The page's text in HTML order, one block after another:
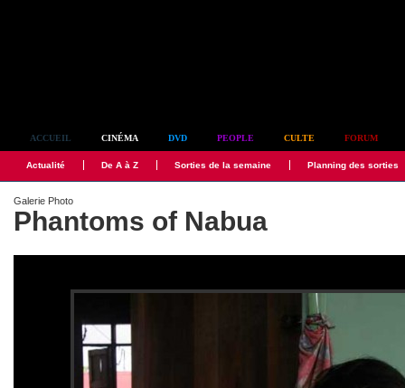
ACCUEIL CINÉMA DVD PEOPLE CULTE FORUM
Actualité De A à Z Sorties de la semaine Planning des sorties
Galerie Photo
Phantoms of Nabua